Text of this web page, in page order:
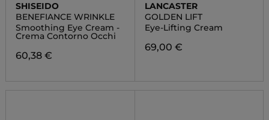
SHISEIDO
BENEFIANCE WRINKLE
Smoothing Eye Cream -
Crema Contorno Occhi
60,38 €
LANCASTER
GOLDEN LIFT
Eye-Lifting Cream
69,00 €